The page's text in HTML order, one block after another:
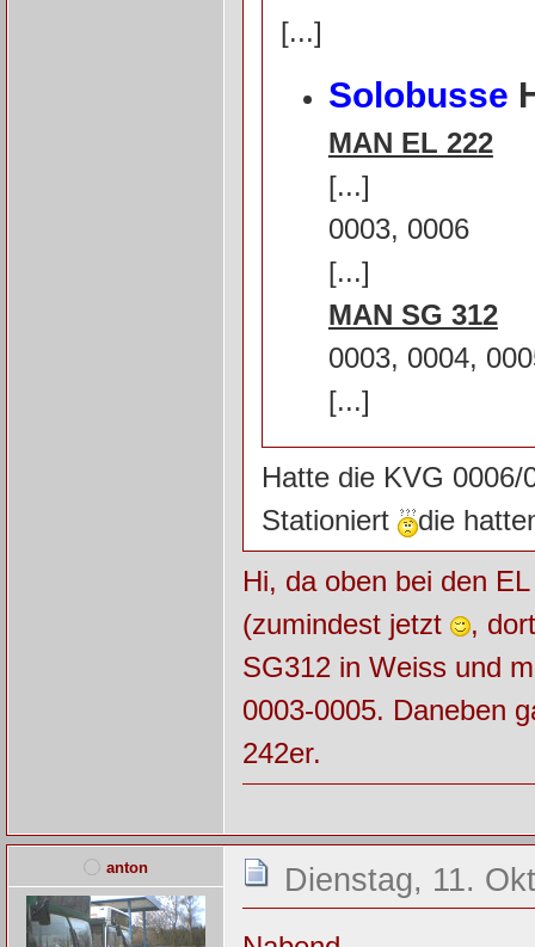
[...]
Solobusse
MAN EL 222
[...]
0003, 0006
[...]
MAN SG 312
0003, 0004,
[...]
Hatte die KVG
Stationiert
die
Hi, da oben bei den
(zumindest jetzt
,
SG312 in Weiss und
0003-0005. Daneben
242er.
anton Dienstag, 11.